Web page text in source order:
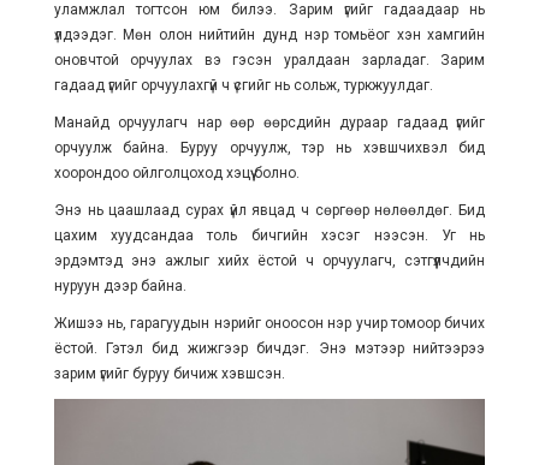
уламжлал тогтсон юм билээ. Зарим үгийг гадаадаар нь
үлдээдэг. Мөн олон нийтийн дунд нэр томьёог хэн хамгийн
оновчтой орчуулах вэ гэсэн уралдаан зарладаг. Зарим
гадаад үгийг орчуулахгүй ч үсгийг нь сольж, туркжуулдаг.
Манайд орчуулагч нар өөр өөрсдийн дураар гадаад үгийг
орчуулж байна. Буруу орчуулж, тэр нь хэвшчихвэл бид
хоорондоо ойлголцоход хэцүү болно.
Энэ нь цаашлаад сурах үйл явцад ч сөргөөр нөлөөлдөг. Бид
цахим хуудсандаа толь бичгийн хэсэг нээсэн. Уг нь
эрдэмтэд энэ ажлыг хийх ёстой ч орчуулагч, сэтгүүлчдийн
нуруун дээр байна.
Жишээ нь, гарагуудын нэрийг оноосон нэр учир томоор бичих
ёстой. Гэтэл бид жижгээр бичдэг. Энэ мэтээр нийтээрээ
зарим үгийг буруу бичиж хэвшсэн.